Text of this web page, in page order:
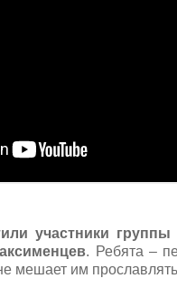
участники
. Ребята –
мешает им